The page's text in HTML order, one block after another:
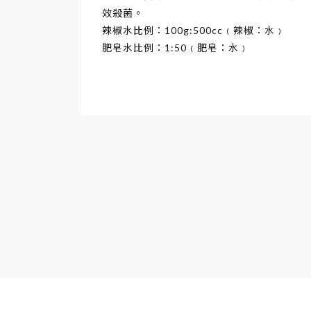
效殺菌。
辣椒水比例：100g:500cc﹙辣椒：水﹚
肥皂水比例：1:50﹙肥皂：水﹚